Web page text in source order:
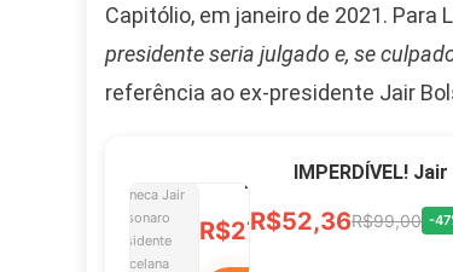
Capitólio, em janeiro de 2021.
presidente seria julgado e, se
referência ao ex-presidente Jair
LIVRE
Presidente Porcelana
Personalizada
R$27,99R$49,00 -43%
IMPERDÍVEL!
R$52,36R$99,00 -